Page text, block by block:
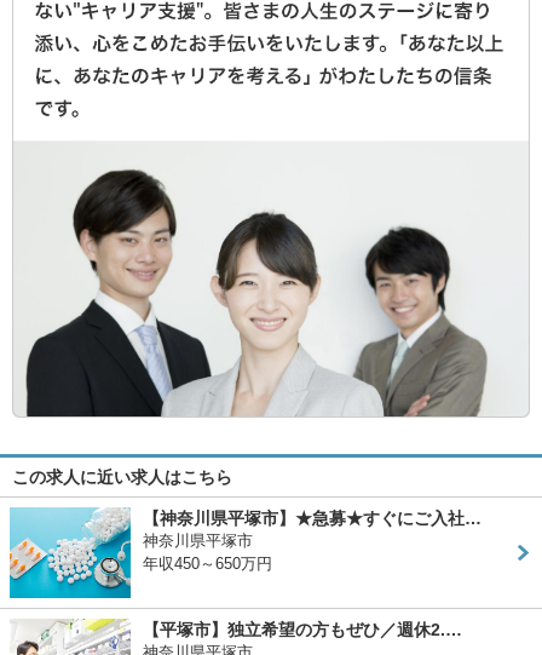
この求人に近い求人はこちら
【神奈川県平塚市】★急募★すぐにご入社…
神奈川県平塚市
年収450～650万円
【平塚市】独立希望の方もぜひ／週休2.…